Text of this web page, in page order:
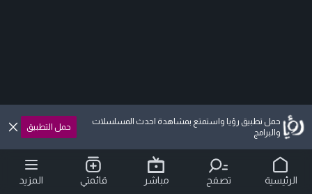
حمل تطبيق رؤيا واستمتع بمشاهدة احدث المسلسلات
والبرامج
حمل التطبيق
الرئيسية تصفح مباشر قائمتي المزيد